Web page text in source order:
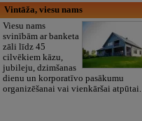
Vintāža, viesu nams
Viesu nams
svinībām ar banketa
zāli līdz 45
cilvēkiem kāzu,
jubileju, dzimšanas
dienu un korporatīvo pasākumu
organizēšanai vai vienkāršai atpūtai.